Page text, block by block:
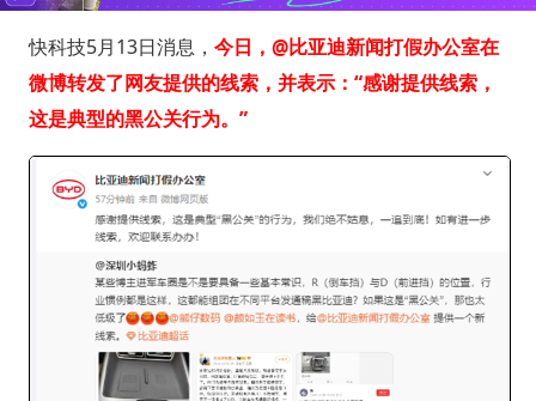
快科技5月13日消息， 今日，@比亚迪新闻打假办公室在
微博转发了网友提供的线索，并表示：“感谢提供线索，
这是典型的黑公关行为。”